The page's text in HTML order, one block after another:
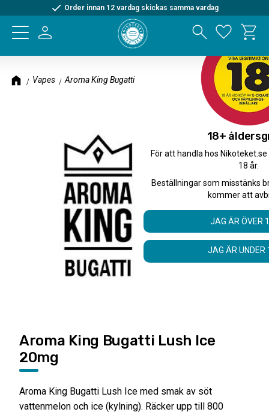
Meny
Order innan 12 vardag skickas samma vardag
Vapes Aroma King Bugatti
Aroma King Bugatti Lush Ice
20mg
Aroma King Bugatti Lush Ice med smak av söt
vattenmelon och ice (kylning). Räcker upp till 800
18+
För att handla hos
18 år.
Beställningar som misstänks
kommer att
JAG ÄR ÖVER
JAG ÄR UNDER